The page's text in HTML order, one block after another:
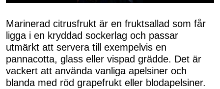
of
50
seconds
Marinerad citrusfrukt är en fruktsallad som får
ligga i en kryddad sockerlag och passar
utmärkt att servera till exempelvis en
pannacotta, glass eller vispad grädde. Det är
vackert att använda vanliga apelsiner och
blanda med röd grapefrukt eller blodapelsiner.